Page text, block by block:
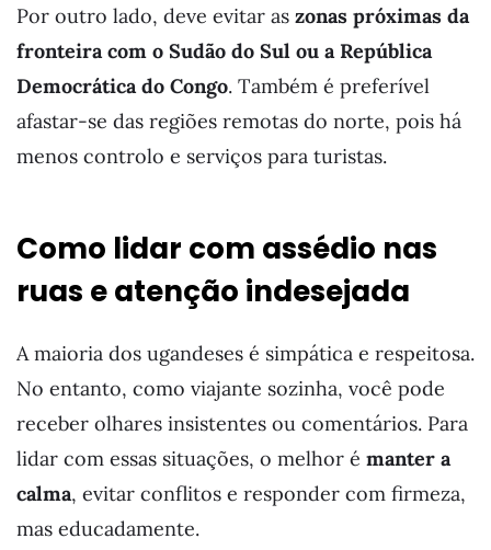
Por outro lado, deve evitar as zonas próximas da
fronteira com o Sudão do Sul ou a República
Democrática do Congo. Também é preferível
afastar-se das regiões remotas do norte, pois há
menos controlo e serviços para turistas.
Como lidar com assédio nas
ruas e atenção indesejada
A maioria dos ugandeses é simpática e respeitosa.
No entanto, como viajante sozinha, você pode
receber olhares insistentes ou comentários. Para
lidar com essas situações, o melhor é manter a
calma, evitar conflitos e responder com firmeza,
mas educadamente.